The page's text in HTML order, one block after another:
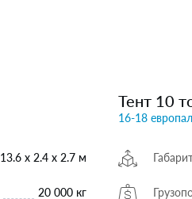
13.6 х 2.4 х 2.7 м
20 000 кг
Тент 10
16-18